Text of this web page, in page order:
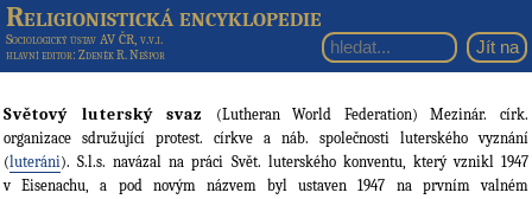
Religionistická encyklopedie
Sociologický ústav AV ČR, v.v.i.
hlavní editor: Zdeněk R. Nešpor
Světový luterský svaz
(Lutheran World Federation) Mezinár. círk.
organizace sdružující protest. církve a náb. společnosti luterského vyznání
(luteráni). S.l.s. navázal na práci Svět. luterského konventu, který vznikl 1947
v Eisenachu, a pod novým názvem byl ustaven 1947 na prvním valném